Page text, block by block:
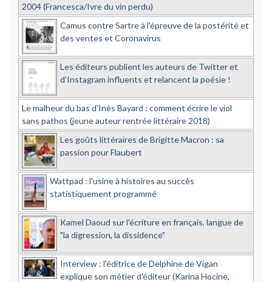
2004 (Francesca/Ivre du vin perdu)
Camus contre Sartre à l'épreuve de la postérité et
des ventes et Coronavirus
Les éditeurs publient les auteurs de Twitter et
d'Instagram influents et relancent la poésie !
Le malheur du bas d'Inès Bayard : comment écrire le viol
sans pathos (jeune auteur rentrée littéraire 2018)
Les goûts littéraires de Brigitte Macron : sa
passion pour Flaubert
Wattpad : l'usine à histoires au succès
statistiquement programmé
Kamel Daoud sur l'écriture en français, langue de
"la digression, la dissidence"
Interview : l'éditrice de Delphine de Vigan
explique son métier d'éditeur (Karina Hocine,